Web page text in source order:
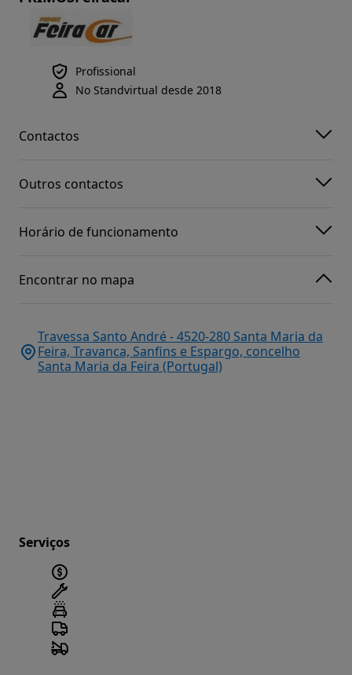
Profissional
No Standvirtual desde 2018
Contactos
Outros contactos
Horário de funcionamento
Encontrar no mapa
Travessa Santo André - 4520-280 Santa Maria da
Feira, Travanca, Sanfins e Espargo, concelho
Santa Maria da Feira (Portugal)
Serviços